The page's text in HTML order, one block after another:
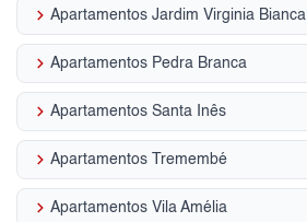
keyboard_arrow_right Apartamentos Jardim Virginia Bianca
keyboard_arrow_right Apartamentos Pedra Branca
keyboard_arrow_right Apartamentos Santa Inês
keyboard_arrow_right Apartamentos Tremembé
keyboard_arrow_right Apartamentos Vila Amélia